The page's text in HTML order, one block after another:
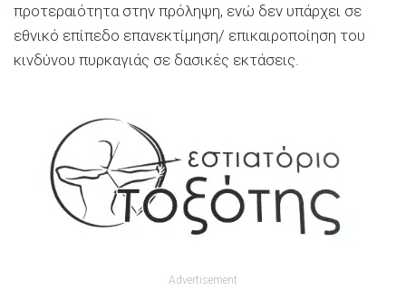
προτεραιότητα στην πρόληψη, ενώ δεν υπάρχει σε
εθνικό επίπεδο επανεκτίμηση/ επικαιροποίηση του
κινδύνου πυρκαγιάς σε δασικές εκτάσεις.
Advertisement